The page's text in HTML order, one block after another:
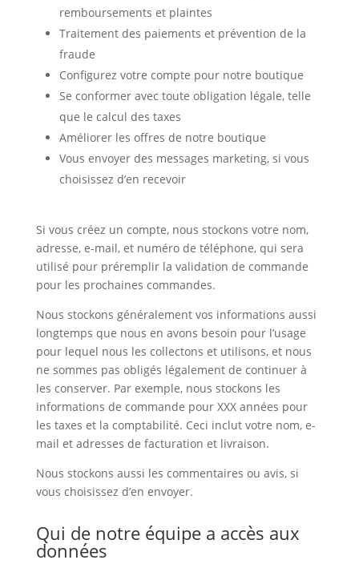
remboursements et plaintes
Traitement des paiements et prévention de la
fraude
Configurez votre compte pour notre boutique
Se conformer avec toute obligation légale, telle
que le calcul des taxes
Améliorer les offres de notre boutique
Vous envoyer des messages marketing, si vous
choisissez d’en recevoir
Si vous créez un compte, nous stockons votre nom,
adresse, e-mail, et numéro de téléphone, qui sera
utilisé pour préremplir la validation de commande
pour les prochaines commandes.
Nous stockons généralement vos informations aussi
longtemps que nous en avons besoin pour l’usage
pour lequel nous les collectons et utilisons, et nous
ne sommes pas obligés légalement de continuer à
les conserver. Par exemple, nous stockons les
informations de commande pour XXX années pour
les taxes et la comptabilité. Ceci inclut votre nom, e-
mail et adresses de facturation et livraison.
Nous stockons aussi les commentaires ou avis, si
vous choisissez d’en envoyer.
Qui de notre équipe a accès aux
données